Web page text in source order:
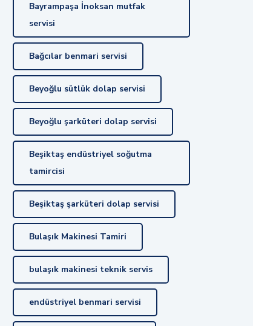
Bayrampaşa İnoksan mutfak
servisi
Bağcılar benmari servisi
Beyoğlu sütlük dolap servisi
Beyoğlu şarküteri dolap servisi
Beşiktaş endüstriyel soğutma
tamircisi
Beşiktaş şarküteri dolap servisi
Bulaşık Makinesi Tamiri
bulaşık makinesi teknik servis
endüstriyel benmari servisi